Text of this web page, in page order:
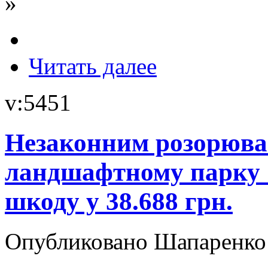
Читать далее
v:5451
Незаконним
ландшафтному
шкоду у 38.688 грн.
Опубликовано